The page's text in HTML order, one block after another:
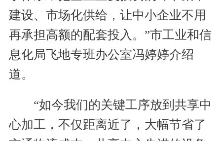
建设、市场化供给，让中小企业不用
再承担高额的配套投入。”市工业和信
息化局飞地专班办公室冯婷婷介绍
道。
“如今我们的关键工序放到共享中
心加工，不仅距离近了，大幅节省了